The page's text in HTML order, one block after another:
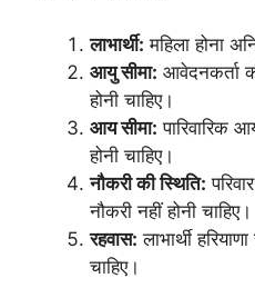
लाभार्थी: महिला होना
आयु सीमा: आवेदनकर्ता
होनी चाहिए।
आय सीमा: पारिवारिक
होनी चाहिए।
नौकरी की स्थिति:
नौकरी नहीं होनी चाहिए।
रहवास: लाभार्थी
चाहिए।